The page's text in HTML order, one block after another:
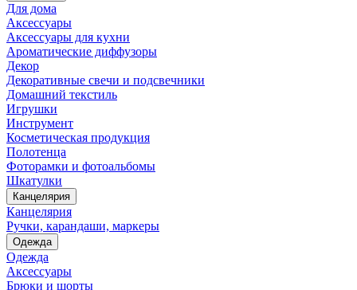
Для дома
Аксессуары
Аксессуары для кухни
Ароматические диффузоры
Декор
Декоративные свечи и подсвечники
Домашний текстиль
Игрушки
Инструмент
Косметическая продукция
Полотенца
Фоторамки и фотоальбомы
Шкатулки
Канцелярия
Канцелярия
Ручки, карандаши, маркеры
Одежда
Одежда
Аксессуары
Брюки и шорты